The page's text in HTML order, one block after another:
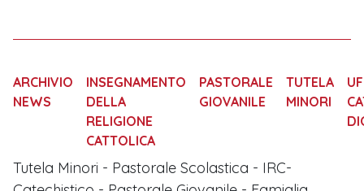
ARCHIVIO
NEWS
INSEGNAMENTO
DELLA
RELIGIONE
CATTOLICA
PASTORALE
GIOVANILE
TUTELA
MINORI
Tutela Minori - Pastorale Scolastica - IRC-